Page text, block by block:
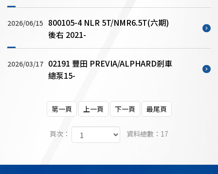
2026/06/15 800105-4 NLR 5T/NMR6.5T(六期)
後右 2021-
2026/03/17 02191 豐田 PREVIA/ALPHARD剎車
總泵15-
第一頁 上一頁 下一頁 最尾頁
頁次： 資料總數：17